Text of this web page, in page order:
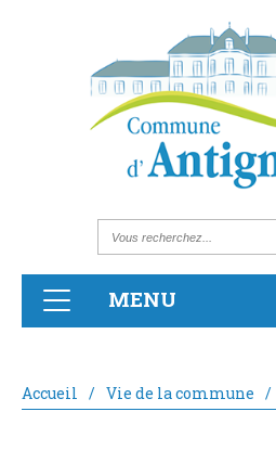
MENU
Accueil / Vie de la commune /